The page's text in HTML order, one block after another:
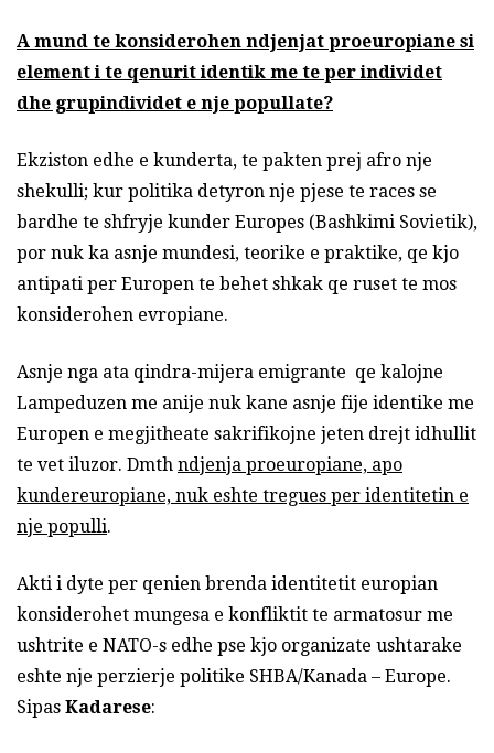
A mund te konsiderohen ndjenjat proeuropiane si
element i te qenurit identik me te per individet
dhe grupindividet e nje popullate?
Ekziston edhe e kunderta, te pakten prej afro nje
shekulli; kur politika detyron nje pjese te races se
bardhe te shfryje kunder Europes (Bashkimi Sovietik),
por nuk ka asnje mundesi, teorike e praktike, qe kjo
antipati per Europen te behet shkak qe ruset te mos
konsiderohen evropiane.
Asnje nga ata qindra-mijera emigrante qe kalojne
Lampeduzen me anije nuk kane asnje fije identike me
Europen e megjitheate sakrifikojne jeten drejt idhullit
te vet iluzor. Dmth ndjenja proeuropiane, apo
kundereuropiane, nuk eshte tregues per identitetin e
nje populli.
Akti i dyte per qenien brenda identitetit europian
konsiderohet mungesa e konfliktit te armatosur me
ushtrite e NATO-s edhe pse kjo organizate ushtarake
eshte nje perzierje politike SHBA/Kanada – Europe.
Sipas Kadarese: